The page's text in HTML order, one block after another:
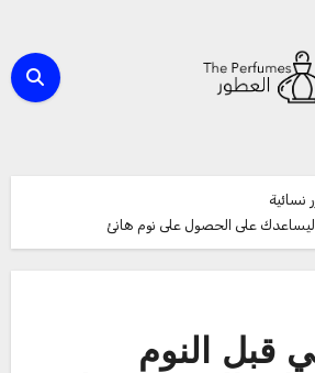
نسائية
على الحصول على نوم هانئ
قبل النوم